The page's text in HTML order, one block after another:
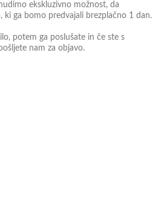
ekskluzivno možnost, da
ki ga bomo predvajali brezplačno 1 dan.
potem ga poslušate in če ste s
nam za objavo.